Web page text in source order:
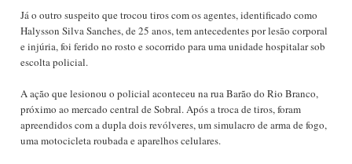
Já o outro suspeito que trocou tiros com os agentes, identificado como
Halysson Silva Sanches, de 25 anos, tem antecedentes por lesão corporal
e injúria, foi ferido no rosto e socorrido para uma unidade hospitalar sob
escolta policial.
A ação que lesionou o policial aconteceu na rua Barão do Rio Branco,
próximo ao mercado central de Sobral. Após a troca de tiros, foram
apreendidos com a dupla dois revólveres, um simulacro de arma de fogo,
uma motocicleta roubada e aparelhos celulares.